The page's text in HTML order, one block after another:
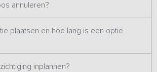
annuleren?
plaatsen en hoe lang is een optie
inplannen?